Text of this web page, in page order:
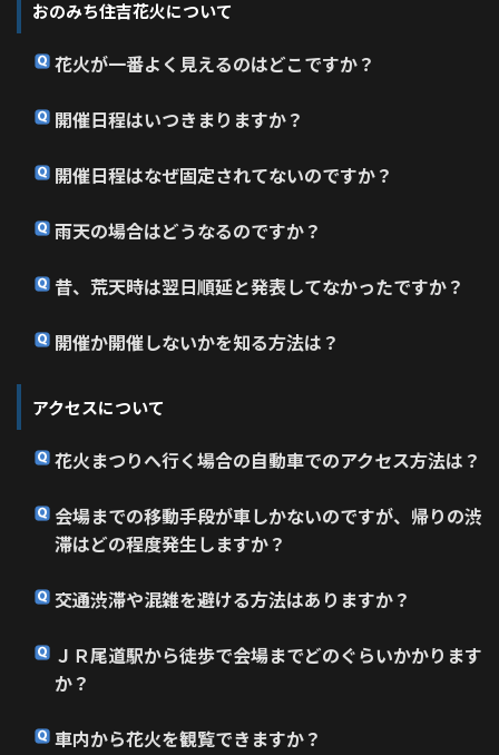
おのみち住吉花火について
花火が一番よく見えるのはどこですか？
開催日程はいつきまりますか？
開催日程はなぜ固定されてないのですか？
雨天の場合はどうなるのですか？
昔、荒天時は翌日順延と発表してなかったですか？
開催か開催しないかを知る方法は？
アクセスについて
花火まつりへ行く場合の自動車でのアクセス方法は？
会場までの移動手段が車しかないのですが、帰りの渋
滞はどの程度発生しますか？
交通渋滞や混雑を避ける方法はありますか？
ＪＲ尾道駅から徒歩で会場までどのぐらいかかります
か？
車内から花火を観覧できますか？